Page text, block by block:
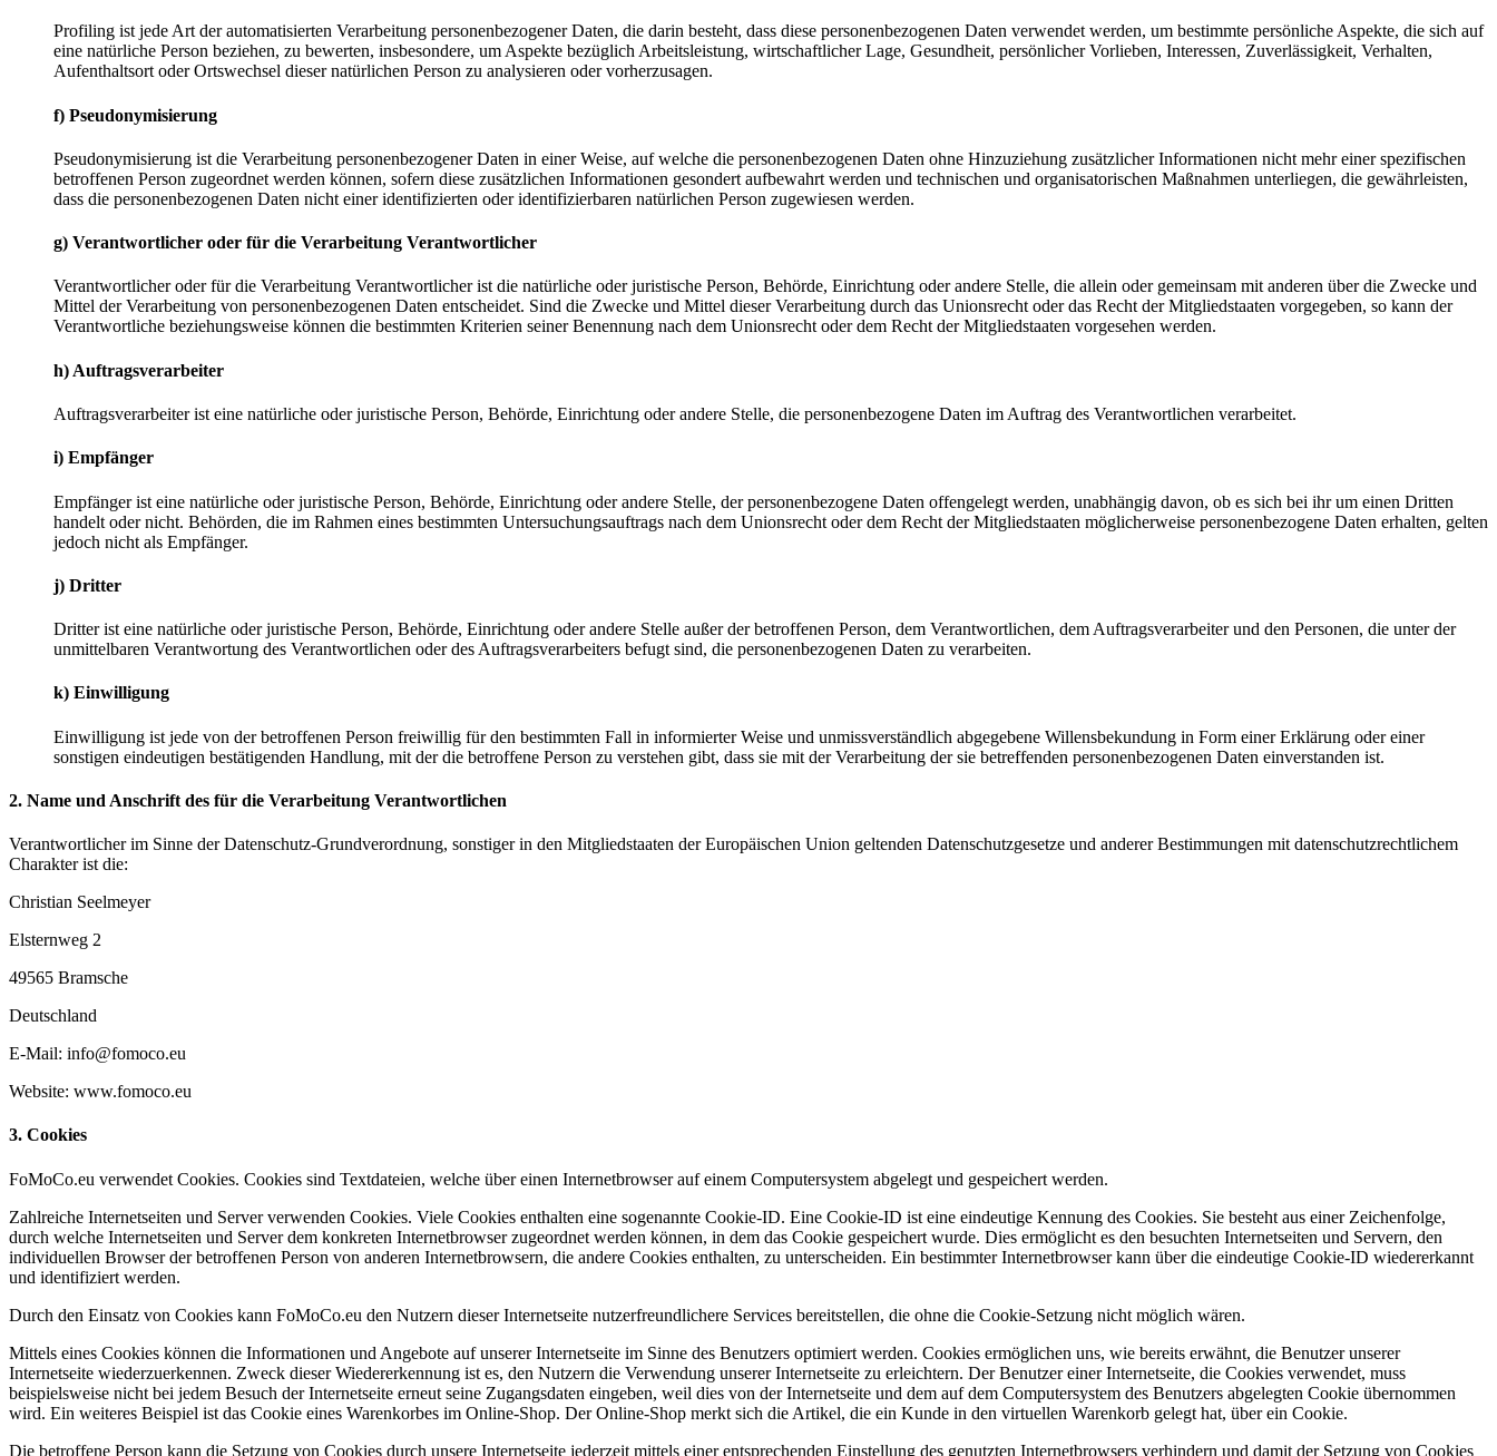
Profiling ist jede Art der automatisierten Verarbeitung personenbezogener Daten, die darin besteht, dass diese personenbezogenen Daten verwendet werden, um bestimmte persönliche Aspekte, die sich auf
eine natürliche Person beziehen, zu bewerten, insbesondere, um Aspekte bezüglich Arbeitsleistung, wirtschaftlicher Lage, Gesundheit, persönlicher Vorlieben, Interessen, Zuverlässigkeit, Verhalten,
Aufenthaltsort oder Ortswechsel dieser natürlichen Person zu analysieren oder vorherzusagen.
f) Pseudonymisierung
Pseudonymisierung ist die Verarbeitung personenbezogener Daten in einer Weise, auf welche die personenbezogenen Daten ohne Hinzuziehung zusätzlicher Informationen nicht mehr einer spezifischen
betroffenen Person zugeordnet werden können, sofern diese zusätzlichen Informationen gesondert aufbewahrt werden und technischen und organisatorischen Maßnahmen unterliegen, die gewährleisten,
dass die personenbezogenen Daten nicht einer identifizierten oder identifizierbaren natürlichen Person zugewiesen werden.
g) Verantwortlicher oder für die Verarbeitung Verantwortlicher
Verantwortlicher oder für die Verarbeitung Verantwortlicher ist die natürliche oder juristische Person, Behörde, Einrichtung oder andere Stelle, die allein oder gemeinsam mit anderen über die Zwecke und
Mittel der Verarbeitung von personenbezogenen Daten entscheidet. Sind die Zwecke und Mittel dieser Verarbeitung durch das Unionsrecht oder das Recht der Mitgliedstaaten vorgegeben, so kann der
Verantwortliche beziehungsweise können die bestimmten Kriterien seiner Benennung nach dem Unionsrecht oder dem Recht der Mitgliedstaaten vorgesehen werden.
h) Auftragsverarbeiter
Auftragsverarbeiter ist eine natürliche oder juristische Person, Behörde, Einrichtung oder andere Stelle, die personenbezogene Daten im Auftrag des Verantwortlichen verarbeitet.
i) Empfänger
Empfänger ist eine natürliche oder juristische Person, Behörde, Einrichtung oder andere Stelle, der personenbezogene Daten offengelegt werden, unabhängig davon, ob es sich bei ihr um einen Dritten
handelt oder nicht. Behörden, die im Rahmen eines bestimmten Untersuchungsauftrags nach dem Unionsrecht oder dem Recht der Mitgliedstaaten möglicherweise personenbezogene Daten erhalten, gelten
jedoch nicht als Empfänger.
j) Dritter
Dritter ist eine natürliche oder juristische Person, Behörde, Einrichtung oder andere Stelle außer der betroffenen Person, dem Verantwortlichen, dem Auftragsverarbeiter und den Personen, die unter der
unmittelbaren Verantwortung des Verantwortlichen oder des Auftragsverarbeiters befugt sind, die personenbezogenen Daten zu verarbeiten.
k) Einwilligung
Einwilligung ist jede von der betroffenen Person freiwillig für den bestimmten Fall in informierter Weise und unmissverständlich abgegebene Willensbekundung in Form einer Erklärung oder einer
sonstigen eindeutigen bestätigenden Handlung, mit der die betroffene Person zu verstehen gibt, dass sie mit der Verarbeitung der sie betreffenden personenbezogenen Daten einverstanden ist.
2. Name und Anschrift des für die Verarbeitung Verantwortlichen
Verantwortlicher im Sinne der Datenschutz-Grundverordnung, sonstiger in den Mitgliedstaaten der Europäischen Union geltenden Datenschutzgesetze und anderer Bestimmungen mit datenschutzrechtlichem
Charakter ist die:
Christian Seelmeyer
Elsternweg 2
49565 Bramsche
Deutschland
E-Mail: info@fomoco.eu
Website: www.fomoco.eu
3. Cookies
FoMoCo.eu verwendet Cookies. Cookies sind Textdateien, welche über einen Internetbrowser auf einem Computersystem abgelegt und gespeichert werden.
Zahlreiche Internetseiten und Server verwenden Cookies. Viele Cookies enthalten eine sogenannte Cookie-ID. Eine Cookie-ID ist eine eindeutige Kennung des Cookies. Sie besteht aus einer Zeichenfolge,
durch welche Internetseiten und Server dem konkreten Internetbrowser zugeordnet werden können, in dem das Cookie gespeichert wurde. Dies ermöglicht es den besuchten Internetseiten und Servern, den
individuellen Browser der betroffenen Person von anderen Internetbrowsern, die andere Cookies enthalten, zu unterscheiden. Ein bestimmter Internetbrowser kann über die eindeutige Cookie-ID wiedererkannt
und identifiziert werden.
Durch den Einsatz von Cookies kann FoMoCo.eu den Nutzern dieser Internetseite nutzerfreundlichere Services bereitstellen, die ohne die Cookie-Setzung nicht möglich wären.
Mittels eines Cookies können die Informationen und Angebote auf unserer Internetseite im Sinne des Benutzers optimiert werden. Cookies ermöglichen uns, wie bereits erwähnt, die Benutzer unserer
Internetseite wiederzuerkennen. Zweck dieser Wiedererkennung ist es, den Nutzern die Verwendung unserer Internetseite zu erleichtern. Der Benutzer einer Internetseite, die Cookies verwendet, muss
beispielsweise nicht bei jedem Besuch der Internetseite erneut seine Zugangsdaten eingeben, weil dies von der Internetseite und dem auf dem Computersystem des Benutzers abgelegten Cookie übernommen
wird. Ein weiteres Beispiel ist das Cookie eines Warenkorbes im Online-Shop. Der Online-Shop merkt sich die Artikel, die ein Kunde in den virtuellen Warenkorb gelegt hat, über ein Cookie.
Die betroffene Person kann die Setzung von Cookies durch unsere Internetseite jederzeit mittels einer entsprechenden Einstellung des genutzten Internetbrowsers verhindern und damit der Setzung von Cookies